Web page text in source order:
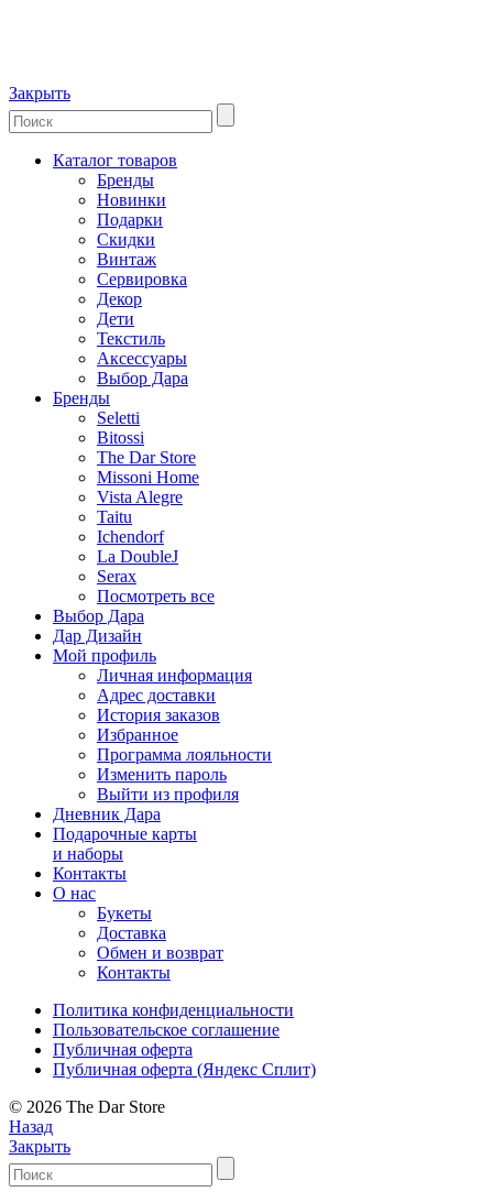
Закрыть
Каталог товаров
Бренды
Новинки
Подарки
Скидки
Винтаж
Сервировка
Декор
Дети
Текстиль
Аксессуары
Выбор Дара
Бренды
Seletti
Bitossi
The Dar Store
Missoni Home
Vista Alegre
Taitu
Ichendorf
La DoubleJ
Serax
Посмотреть все
Выбор Дара
Дар Дизайн
Мой профиль
Личная информация
Адрес доставки
История заказов
Избранное
Программа лояльности
Изменить пароль
Выйти из профиля
Дневник Дара
Подарочные карты
и наборы
Контакты
О нас
Букеты
Доставка
Обмен и возврат
Контакты
Политика конфиденциальности
Пользовательское соглашение
Публичная оферта
Публичная оферта (Яндекс Сплит)
© 2026 The Dar Store
Назад
Закрыть